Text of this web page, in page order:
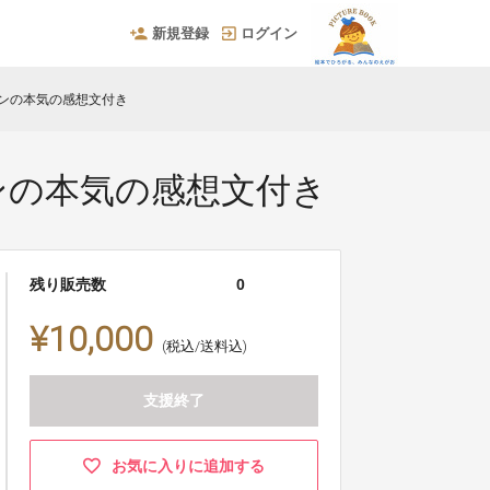
新規登録 ログイン
の本気の感想文付き
本気の感想文付き
残り販売数 0
¥10,000 (税込/送料込)
支援終了
お気に入りに追加する